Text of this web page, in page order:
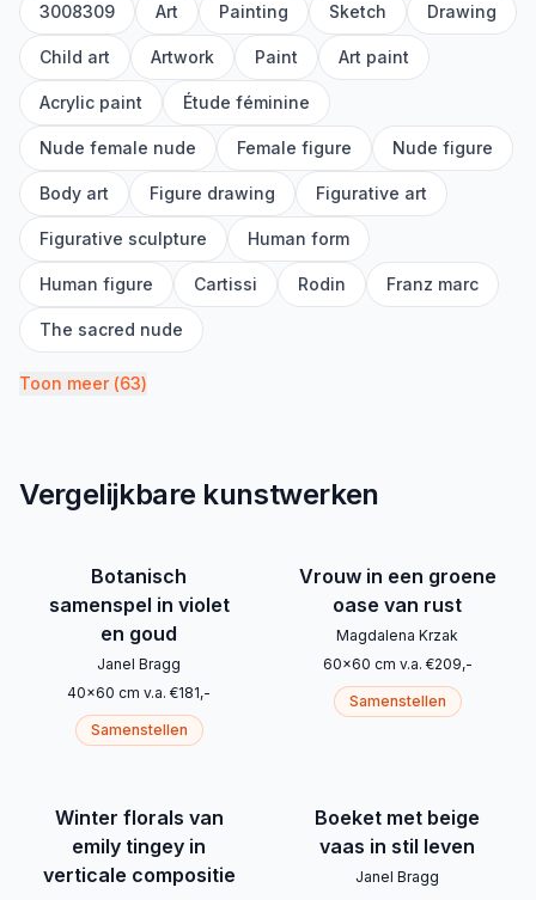
3008309 Art Painting Sketch Drawing
Child art Artwork Paint Art paint
Acrylic paint Étude féminine
Nude female nude Female figure Nude figure
Body art Figure drawing Figurative art
Figurative sculpture Human form
Human figure Cartissi Rodin Franz marc
The sacred nude
Toon meer(63)
Vergelijkbare kunstwerken
Botanisch
samenspel in violet
en goud
Janel Bragg
40x60 cm v.a. €181,-
Samenstellen
Vrouw in een groene
oase van rust
Magdalena Krzak
60x60 cm v.a. €209,-
Samenstellen
Winter florals van
emily tingey in
verticale compositie
Boeket met beige
vaas in stil leven
Janel Bragg